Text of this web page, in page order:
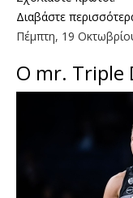
Διαβάστε
Πέμπτη, 19
O mr. Triple